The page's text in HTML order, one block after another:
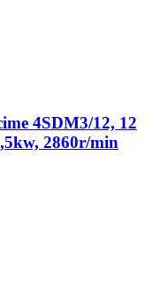
4SDM3/12, 12
2860r/min